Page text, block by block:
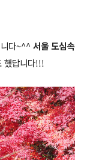
다~^^ 서울 도심속
했답니다!!!